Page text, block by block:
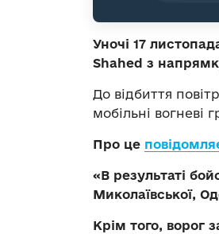
Уночі 17
Shahed з
До відбиття
мобільні вогневі
Про це
«В результаті
Миколаївської,
Крім того, ворог